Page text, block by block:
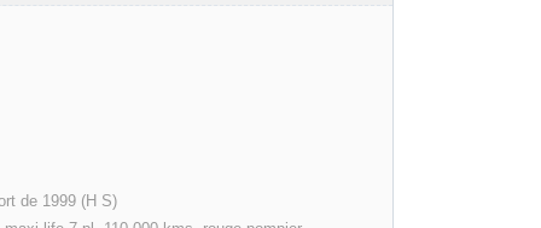
tdi 110 confort de 1999 (H S)